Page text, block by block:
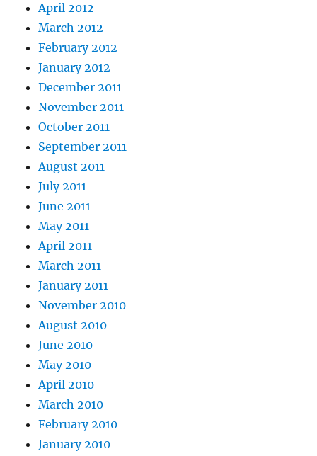
April 2012
March 2012
February 2012
January 2012
December 2011
November 2011
October 2011
September 2011
August 2011
July 2011
June 2011
May 2011
April 2011
March 2011
January 2011
November 2010
August 2010
June 2010
May 2010
April 2010
March 2010
February 2010
January 2010